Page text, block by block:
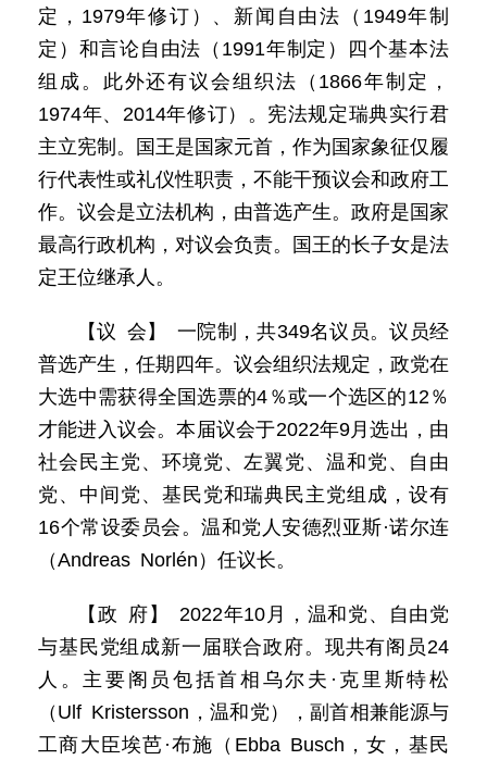
定，1979年修订）、新闻自由法（1949年制
定）和言论自由法（1991年制定）四个基本法
组成。此外还有议会组织法（1866年制定，
1974年、2014年修订）。宪法规定瑞典实行君
主立宪制。国王是国家元首，作为国家象征仅履
行代表性或礼仪性职责，不能干预议会和政府工
作。议会是立法机构，由普选产生。政府是国家
最高行政机构，对议会负责。国王的长子女是法
定王位继承人。
【议 会】 一院制，共349名议员。议员经
普选产生，任期四年。议会组织法规定，政党在
大选中需获得全国选票的4％或一个选区的12％
才能进入议会。本届议会于2022年9月选出，由
社会民主党、环境党、左翼党、温和党、自由
党、中间党、基民党和瑞典民主党组成，设有
16个常设委员会。温和党人安德烈亚斯·诺尔连
（Andreas Norlén）任议长。
【政 府】 2022年10月，温和党、自由党
与基民党组成新一届联合政府。现共有阁员24
人。主要阁员包括首相乌尔夫·克里斯特松
（Ulf Kristersson，温和党），副首相兼能源与
工商大臣埃芭·布施（Ebba Busch，女，基民